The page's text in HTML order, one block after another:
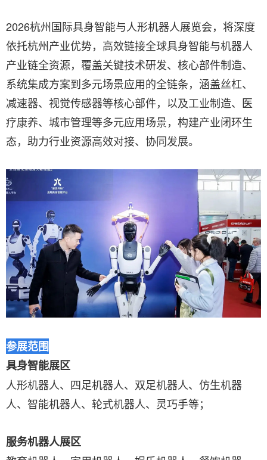
2026杭州国际具身智能与人形机器人展览会，将深度
依托杭州产业优势，高效链接全球具身智能与机器人
产业链全资源，覆盖关键技术研发、核心部件制造、
系统集成方案到多元场景应用的全链条，涵盖丝杠、
减速器、视觉传感器等核心部件，以及工业制造、医
疗康养、城市管理等多元应用场景，构建产业闭环生
态，助力行业资源高效对接、协同发展。
参展范围
具身智能展区
人形机器人、四足机器人、双足机器人、仿生机器
人、智能机器人、轮式机器人、灵巧手等；
服务机器人展区